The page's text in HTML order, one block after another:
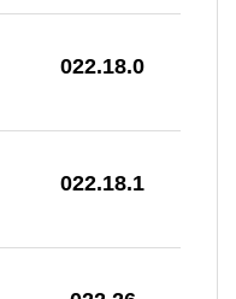
022.18.0
022.18.1